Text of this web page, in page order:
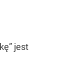
jest